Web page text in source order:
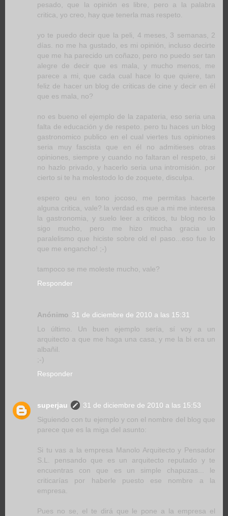
pesado, que la opinión es libre, pero a la palabra
critica, yo creo, hay que tenerla mas respeto.
yo te puedo decir que la peli, 4 meses, 3 semanas, 2
días. no me ha gustado, es mi opinión, incluso decirte
que me ha parecido un coñazo, pero no puedo ser tan
alegre de decir que es mala, y mucho menos, me
parece a mi, que cada cual hace lo que quiere, tan
feliz de hacer un blog de criticas de cine y decir en él
que es mala, no?
no es bueno el ejemplo de la zapateria, eso seria una
falta de educación y de respeto. pero tu haces un blog
gastronomico publico en el cual viertes tus opiniones
seria muy fascista que en él no admitieses otras
opiniones, siempre y cuando no faltaran el respeto, si
no hazlo privado, y hacerlo seria una intromisión. por
cierto si te ha molestodo lo de zoquete, disculpa.
espero qeu en tono jocoso, me permitas hacerte
alguna critica, vale? la verdad es que a mi me interesa
la gastronomia, y suelo leer a criticos, tu blog no lo
sigo mucho, pero me hizo mucha gracia un
paralelismo que hiciste sobre old el paso...eso fue lo
que me engancho! ;-)
tampoco se me moleste mucho, vale?
Responder
Anónimo 31 de diciembre de 2010 a las 15:31
Lo último. Un buen ejemplo sería, sí voy a un
arquitecto a que me haga una casa, y me la bi era un
albañil.
;-)
Responder
superjau
31 de diciembre de 2010 a las 15:53
Siguiendo con tu ejemplo y con el nombre del blog que
parece que es la miga del asunto:
Si tu vas a la empresa Manolo Arquitecto y Pensador
S.L. pensando que es un arquitecto reputado y te
encuentras con que es un simple chapuzas... le
criticarías por haberle puesto ese nombre a la
empresa.
Pues no se, el te dirá que le pone a la empresa el